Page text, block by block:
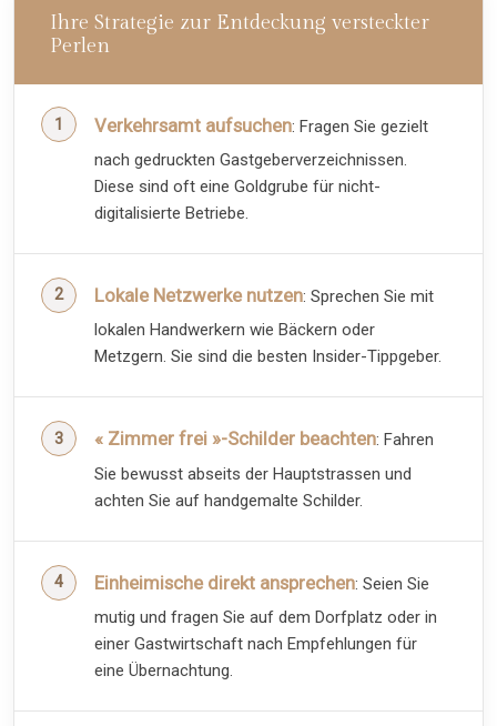
Ihre Strategie zur Entdeckung versteckter
Perlen
Verkehrsamt aufsuchen: Fragen Sie gezielt
nach gedruckten Gastgeberverzeichnissen.
Diese sind oft eine Goldgrube für nicht-
digitalisierte Betriebe.
Lokale Netzwerke nutzen: Sprechen Sie mit
lokalen Handwerkern wie Bäckern oder
Metzgern. Sie sind die besten Insider-Tippgeber.
« Zimmer frei »-Schilder beachten: Fahren
Sie bewusst abseits der Hauptstrassen und
achten Sie auf handgemalte Schilder.
Einheimische direkt ansprechen: Seien Sie
mutig und fragen Sie auf dem Dorfplatz oder in
einer Gastwirtschaft nach Empfehlungen für
eine Übernachtung.